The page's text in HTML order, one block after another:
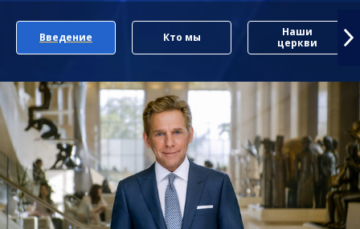
Введение Кто мы
Наши
церкви